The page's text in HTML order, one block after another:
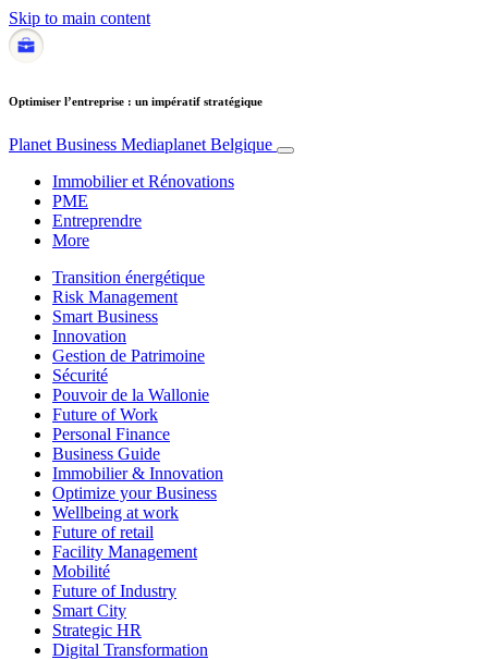
Skip to main content
Optimiser l’entreprise : un impératif stratégique
Planet Business Mediaplanet Belgique
Immobilier et Rénovations
PME
Entreprendre
More
Transition énergétique
Risk Management
Smart Business
Innovation
Gestion de Patrimoine
Sécurité
Pouvoir de la Wallonie
Future of Work
Personal Finance
Business Guide
Immobilier & Innovation
Optimize your Business
Wellbeing at work
Future of retail
Facility Management
Mobilité
Future of Industry
Smart City
Strategic HR
Digital Transformation